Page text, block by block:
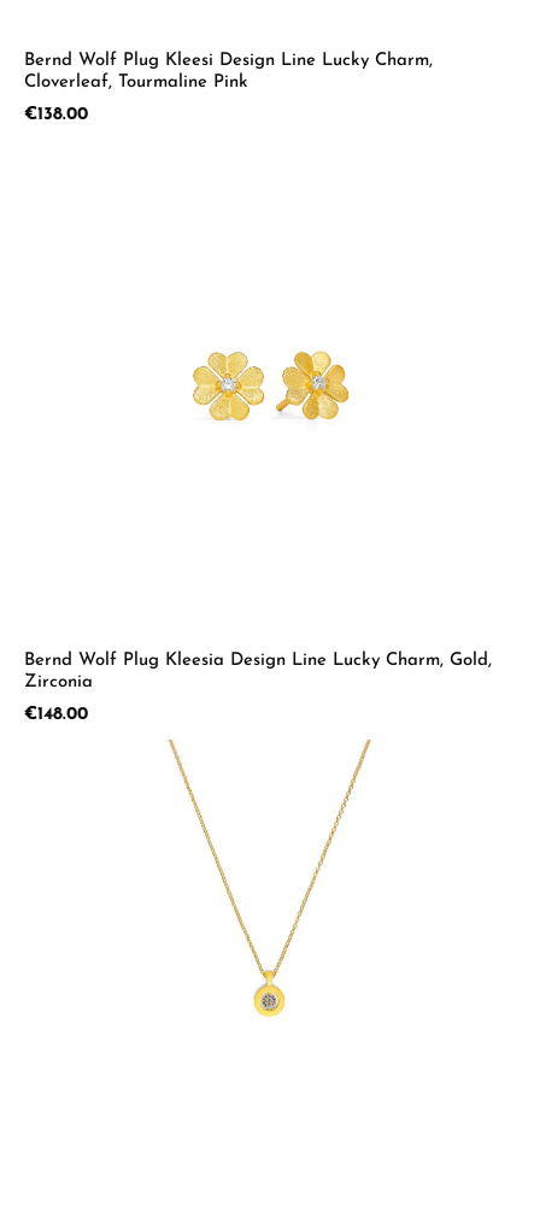
Bernd Wolf Plug Kleesi Design Line Lucky Charm,
Cloverleaf, Tourmaline Pink
Regular price:
€138.00
Bernd Wolf Plug Kleesia Design Line Lucky Charm, Gold,
Zirconia
Regular price:
€148.00